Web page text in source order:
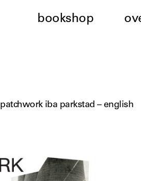
bookshop
patchwork iba parkstad – english